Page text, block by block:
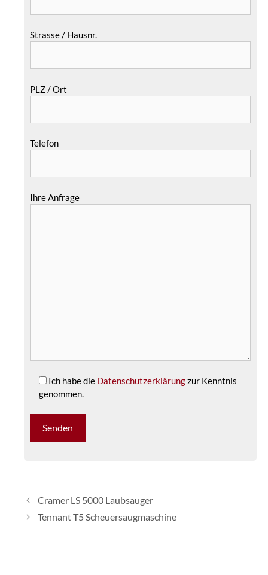
Strasse / Hausnr.
PLZ / Ort
Telefon
Ihre Anfrage
Ich habe die Datenschutzerklärungzur Kenntnis
genommen.
Cramer LS 5000 Laubsauger
Tennant T5 Scheuersaugmaschine